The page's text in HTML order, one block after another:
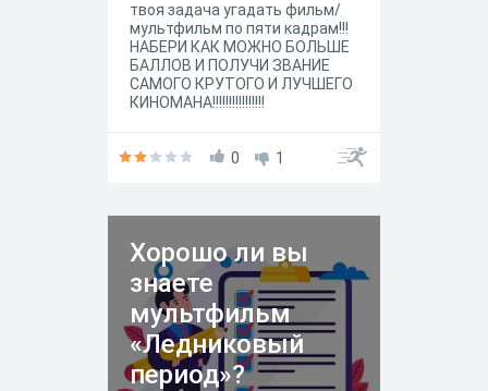
твоя задача угадать фильм/
мультфильм по пяти кадрам!!!
НАБЕРИ КАК МОЖНО БОЛЬШЕ
БАЛЛОВ И ПОЛУЧИ ЗВАНИЕ
САМОГО КРУТОГО И ЛУЧШЕГО
КИНОМАНА!!!!!!!!!!!!!!!!
0 1
Хорошо ли вы
знаете
мультфильм
«Ледниковый
период»?